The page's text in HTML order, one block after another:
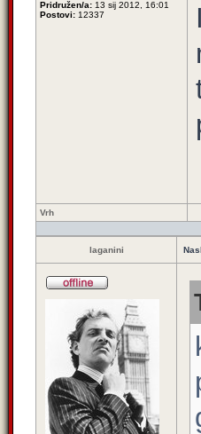
Pridružen/a: 13 sij 2012, 16:01
Postovi: 12337
Vrh
laganini